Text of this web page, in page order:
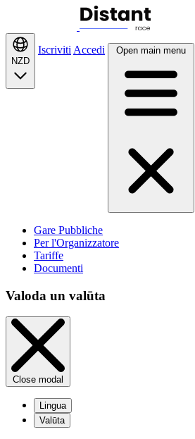
NZD
Iscriviti Accedi Open main menu
Gare Pubbliche
Per l'Organizzatore
Tariffe
Documenti
Valoda un valūta
Close modal
Lingua
Valūta